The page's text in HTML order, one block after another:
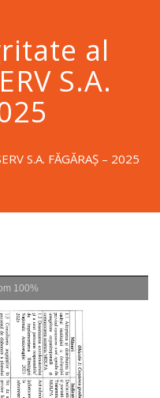
al
S.A.
S.A. FĂGĂRAȘ – 2025
100%